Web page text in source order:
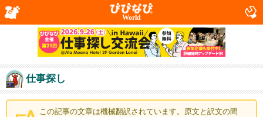
World
仕事探し
この記事の文章は機械翻訳されています。原文と訳文の間